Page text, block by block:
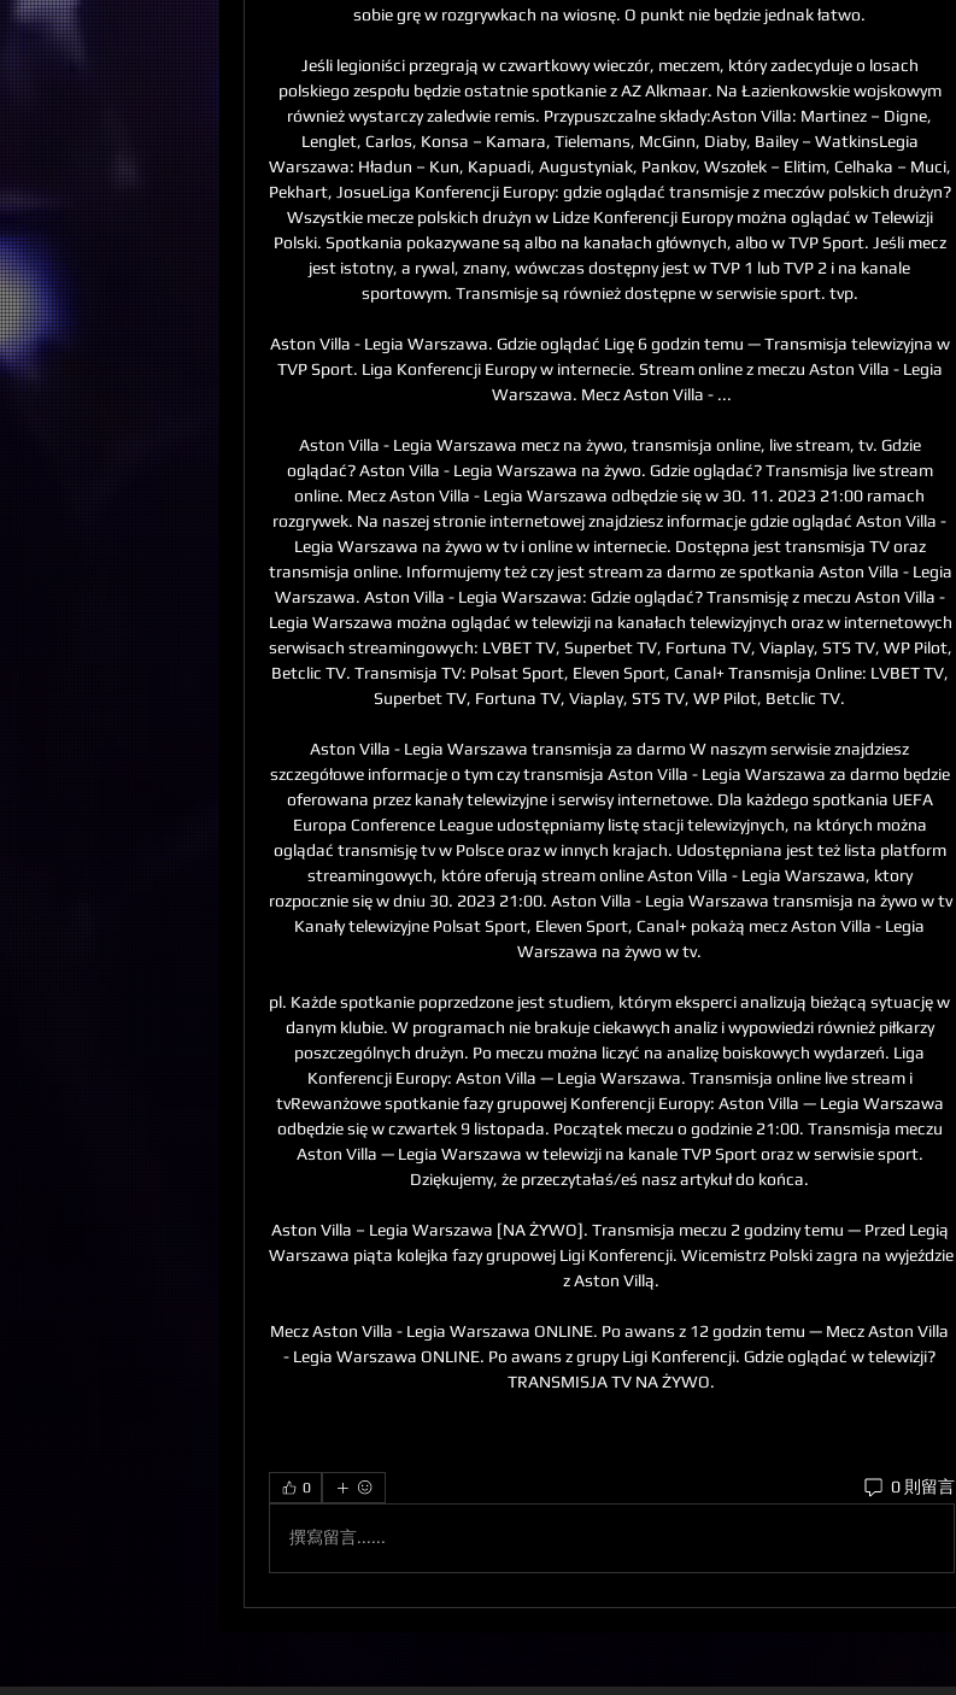
sobie grę w rozgrywkach na wiosnę. O punkt nie będzie jednak łatwo.
Jeśli legioniści przegrają w czwartkowy wieczór, meczem, który zadecyduje o losach
polskiego zespołu będzie ostatnie spotkanie z AZ Alkmaar. Na Łazienkowskie wojskowym
również wystarczy zaledwie remis. Przypuszczalne składy:Aston Villa: Martinez – Digne,
Lenglet, Carlos, Konsa – Kamara, Tielemans, McGinn, Diaby, Bailey – WatkinsLegia
Warszawa: Hładun – Kun, Kapuadi, Augustyniak, Pankov, Wszołek – Elitim, Celhaka – Muci,
Pekhart, JosueLiga Konferencji Europy: gdzie oglądać transmisje z meczów polskich drużyn?
Wszystkie mecze polskich drużyn w Lidze Konferencji Europy można oglądać w Telewizji
Polski. Spotkania pokazywane są albo na kanałach głównych, albo w TVP Sport. Jeśli mecz
jest istotny, a rywal, znany, wówczas dostępny jest w TVP 1 lub TVP 2 i na kanale
sportowym. Transmisje są również dostępne w serwisie sport. tvp.
Aston Villa - Legia Warszawa. Gdzie oglądać Ligę 6 godzin temu — Transmisja telewizyjna w
TVP Sport. Liga Konferencji Europy w internecie. Stream online z meczu Aston Villa - Legia
Warszawa. Mecz Aston Villa - ...
Aston Villa - Legia Warszawa mecz na żywo, transmisja online, live stream, tv. Gdzie
oglądać? Aston Villa - Legia Warszawa na żywo. Gdzie oglądać? Transmisja live stream
online. Mecz Aston Villa - Legia Warszawa odbędzie się w 30. 11. 2023 21:00 ramach
rozgrywek. Na naszej stronie internetowej znajdziesz informacje gdzie oglądać Aston Villa -
Legia Warszawa na żywo w tv i online w internecie. Dostępna jest transmisja TV oraz
transmisja online. Informujemy też czy jest stream za darmo ze spotkania Aston Villa - Legia
Warszawa. Aston Villa - Legia Warszawa: Gdzie oglądać? Transmisję z meczu Aston Villa -
Legia Warszawa można oglądać w telewizji na kanałach telewizyjnych oraz w internetowych
serwisach streamingowych: LVBET TV, Superbet TV, Fortuna TV, Viaplay, STS TV, WP Pilot,
Betclic TV. Transmisja TV: Polsat Sport, Eleven Sport, Canal+ Transmisja Online: LVBET TV,
Superbet TV, Fortuna TV, Viaplay, STS TV, WP Pilot, Betclic TV.
Aston Villa - Legia Warszawa transmisja za darmo W naszym serwisie znajdziesz
szczegółowe informacje o tym czy transmisja Aston Villa - Legia Warszawa za darmo będzie
oferowana przez kanały telewizyjne i serwisy internetowe. Dla każdego spotkania UEFA
Europa Conference League udostępniamy listę stacji telewizyjnych, na których można
oglądać transmisję tv w Polsce oraz w innych krajach. Udostępniana jest też lista platform
streamingowych, które oferują stream online Aston Villa - Legia Warszawa, ktory
rozpocznie się w dniu 30. 2023 21:00. Aston Villa - Legia Warszawa transmisja na żywo w tv
Kanały telewizyjne Polsat Sport, Eleven Sport, Canal+ pokażą mecz Aston Villa - Legia
Warszawa na żywo w tv.
pl. Każde spotkanie poprzedzone jest studiem, którym eksperci analizują bieżącą sytuację w
danym klubie. W programach nie brakuje ciekawych analiz i wypowiedzi również piłkarzy
poszczególnych drużyn. Po meczu można liczyć na analizę boiskowych wydarzeń. Liga
Konferencji Europy: Aston Villa — Legia Warszawa. Transmisja online live stream i
tvRewanżowe spotkanie fazy grupowej Konferencji Europy: Aston Villa — Legia Warszawa
odbędzie się w czwartek 9 listopada. Początek meczu o godzinie 21:00. Transmisja meczu
Aston Villa — Legia Warszawa w telewizji na kanale TVP Sport oraz w serwisie sport.
Dziękujemy, że przeczytałaś/eś nasz artykuł do końca.
Aston Villa – Legia Warszawa [NA ŻYWO]. Transmisja meczu 2 godziny temu — Przed Legią
Warszawa piąta kolejka fazy grupowej Ligi Konferencji. Wicemistrz Polski zagra na wyjeździe
z Aston Villą.
Mecz Aston Villa - Legia Warszawa ONLINE. Po awans z 12 godzin temu — Mecz Aston Villa
- Legia Warszawa ONLINE. Po awans z grupy Ligi Konferencji. Gdzie oglądać w telewizji?
TRANSMISJA TV NA ŻYWO.
0 0 則留言
撰寫留言......